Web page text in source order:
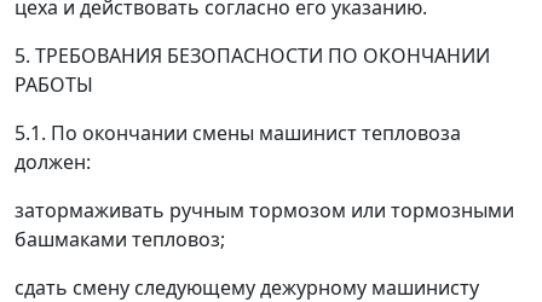
цеха и действовать согласно его указанию.
5. ТРЕБОВАНИЯ БЕЗОПАСНОСТИ ПО ОКОНЧАНИИ
РАБОТЫ
5.1. По окончании смены машинист тепловоза
должен:
затормаживать ручным тормозом или тормозными
башмаками тепловоз;
сдать смену следующему дежурному машинисту